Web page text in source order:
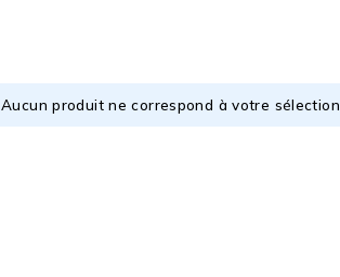
Aucun produit ne correspond à votre sélection.